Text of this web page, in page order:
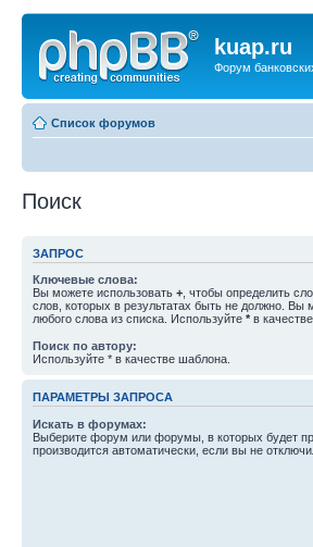
kuap.ru
Форум
Список форумов
Поиск
ЗАПРОС
Ключевые слова:
Вы можете использовать + , чтобы определить
слов, которых в результатах быть не должно. Вы
любого слова из списка. Используйте * в
Поиск по автору:
Используйте * в качестве шаблона.
ПАРАМЕТРЫ ЗАПРОСА
Искать в форумах:
Выберите форум или форумы, в которых будет
производится автоматически, если вы не